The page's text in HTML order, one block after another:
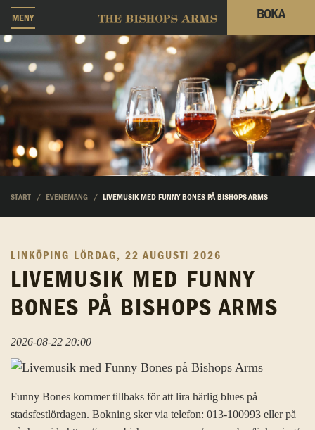
MENY BOKA
START EVENEMANG LIVEMUSIK MED FUNNY BONES PÅ BISHOPS ARMS
LINKÖPING LÖRDAG, 22 AUGUSTI 2026
LIVEMUSIK MED FUNNY
BONES PÅ BISHOPS ARMS
2026-08-22 20:00
Funny Bones kommer tillbaks för att lira härlig blues på
stadsfestlördagen. Bokning sker via telefon: 013-100993 eller på